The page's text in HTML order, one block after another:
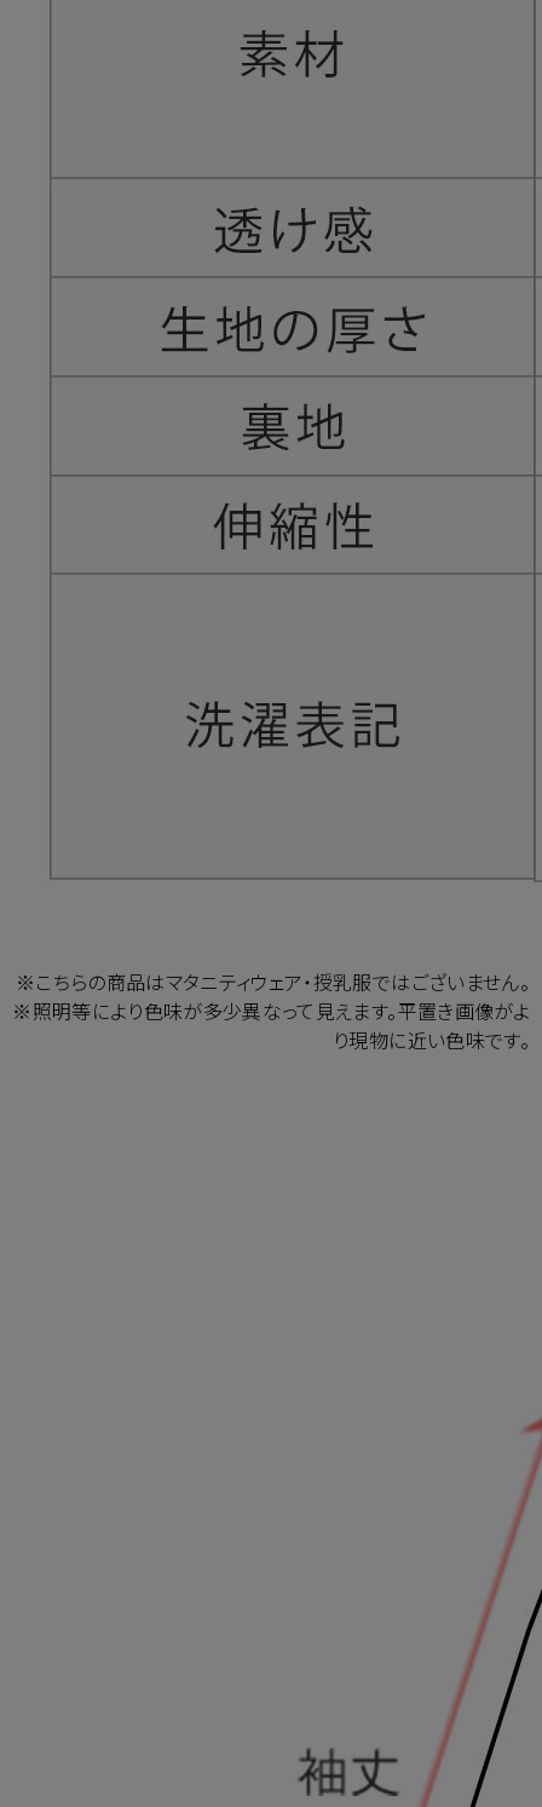
※こちらの商品はマタニティウェア・授乳服ではございません。
※照明等により色味が多少異なって見えます。平置き画像がよ
り現物に近い色味です。